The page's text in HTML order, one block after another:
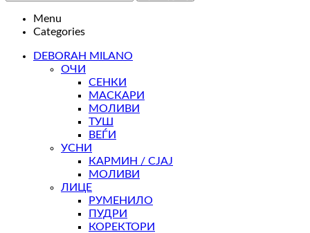
Menu
Categories
DEBORAH MILANO
ОЧИ
СЕНКИ
МАСКАРИ
МОЛИВИ
ТУШ
ВЕЃИ
УСНИ
КАРМИН / СЈАЈ
МОЛИВИ
ЛИЦЕ
РУМЕНИЛО
ПУДРИ
КОРЕКТОРИ